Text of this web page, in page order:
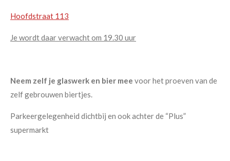
Hoofdstraat 113
Je wordt daar verwacht om 19.30 uur
Neem zelf je glaswerk en bier mee voor het proeven van de
zelf gebrouwen biertjes.
Parkeergelegenheid dichtbij en ook achter de “Plus”
supermarkt